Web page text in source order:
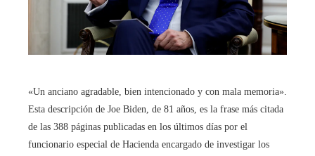
«Un anciano agradable, bien intencionado y con mala memoria».
Esta descripción de Joe Biden, de 81 años, es la frase más citada
de las 388 páginas publicadas en los últimos días por el
funcionario especial de Hacienda encargado de investigar los